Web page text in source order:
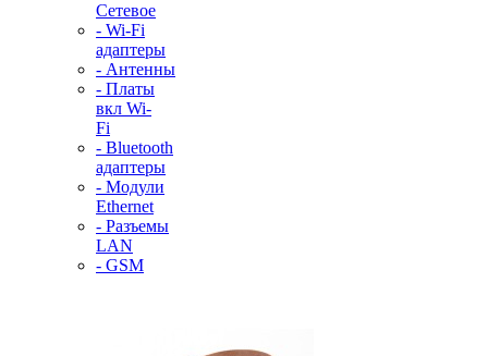
Сетевое
- Wi-Fi
адаптеры
- Антенны
- Платы
вкл Wi-
Fi
- Bluetooth
адаптеры
- Модули
Ethernet
- Разъемы
LAN
- GSM